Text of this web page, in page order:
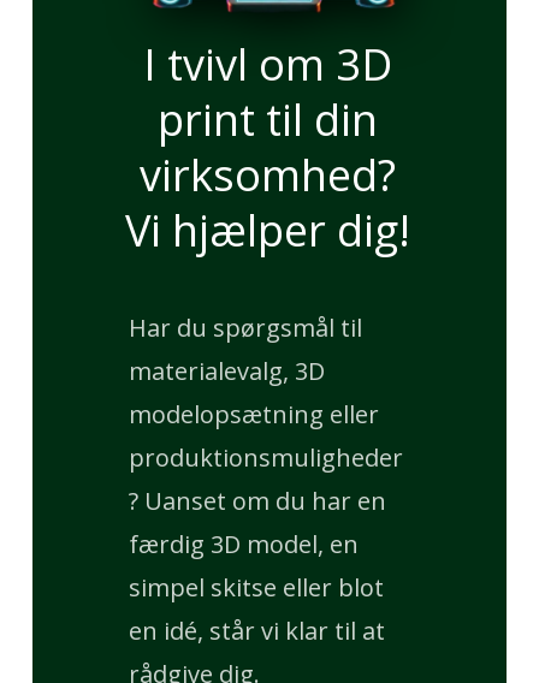
I tvivl om 3D
print til din
virksomhed?
Vi hjælper dig!
Har du spørgsmål til
materialevalg, 3D
modelopsætning eller
produktionsmuligheder
? Uanset om du har en
færdig 3D model, en
simpel skitse eller blot
en idé, står vi klar til at
rådgive dig.